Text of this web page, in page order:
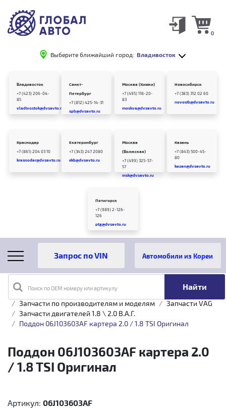
Выберите ближайший город: Владивосток
0
Владивосток
+7 (423) 206-04-
85
vladivostok@dvsavto.ru
Санкт-
Петербург
+7 (812) 425-14-31
spb@dvsavto.ru
Москва (Химки)
+7 (495) 118-20-
83
moskva@dvsavto.ru
Новосибирск
+7 (383) 312 02 60
novosib@dvsavto.ru
Краснодар
+7 (861) 204 03 10
krasnodar@dvsavto.ru
Екатеринбург
+7 (343) 247 2080
ekb@dvsavto.ru
Москва
(Волжская)
+7 (499) 325-57-
57
msk@dvsavto.ru
Казань
+7 (843) 500-45-
80
kazan@dvsavto.ru
Пятигорск
+7 (989) 2-126-
126
ptg@dvsavto.ru
Поиск по OEM номеру или артикулу
Автомобили из Кореи
Главная
Каталог товаров
Запчасти по производителям и моделям
Запчасти VAG
Запчасти двигателей 1.8 \ 2.0 B.A.Г.
Поддон 06J103603AF картера 2.0 / 1.8 TSI Оригинал
Поддон 06J103603AF картера 2.0
/ 1.8 TSI Оригинал
Артикул: 06J103603AF